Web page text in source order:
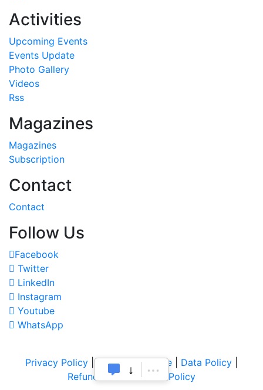
Activities
Upcoming Events
Events Update
Photo Gallery
Videos
Rss
Magazines
Magazines
Subscription
Contact
Contact
Follow Us
Facebook
Twitter
LinkedIn
Instagram
Youtube
WhatsApp
Privacy Policy |Terms of Service Data Policy
Refund & Cancellation Policy